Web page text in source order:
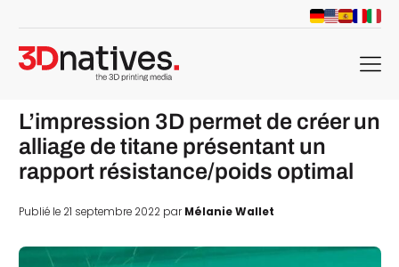
menu
L’impression 3D permet de créer un
alliage de titane présentant un
rapport résistance/poids optimal
Publié le 21 septembre 2022 parMélanie Wallet